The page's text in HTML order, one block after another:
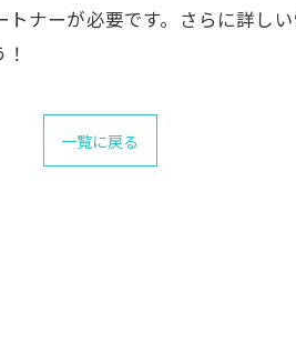
ナーが必要です。さらに詳し
一覧に戻る